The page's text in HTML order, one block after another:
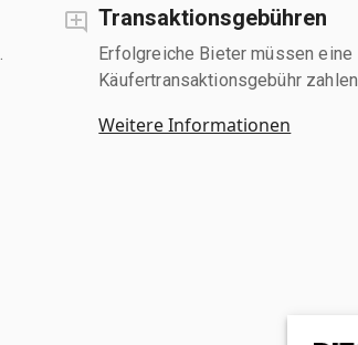
Transaktionsgebühren
Erfolgreiche Bieter müssen eine
Käufertransaktionsgebühr zahlen.
Weitere Informationen